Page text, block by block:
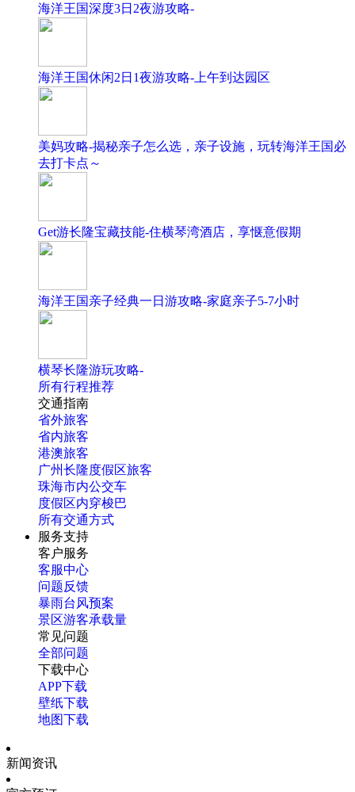
海洋王国深度3日2夜游攻略-
海洋王国休闲2日1夜游攻略-上午到达园区
美妈攻略-揭秘亲子怎么选，亲子设施，玩转海洋王国必
去打卡点～
Get游长隆宝藏技能-住横琴湾酒店，享惬意假期
海洋王国亲子经典一日游攻略-家庭亲子5-7小时
横琴长隆游玩攻略-
所有行程推荐
交通指南
省外旅客
省内旅客
港澳旅客
广州长隆度假区旅客
珠海市内公交车
度假区内穿梭巴
所有交通方式
服务支持
客户服务
客服中心
问题反馈
暴雨台风预案
景区游客承载量
常见问题
全部问题
下载中心
APP下载
壁纸下载
地图下载
新闻资讯